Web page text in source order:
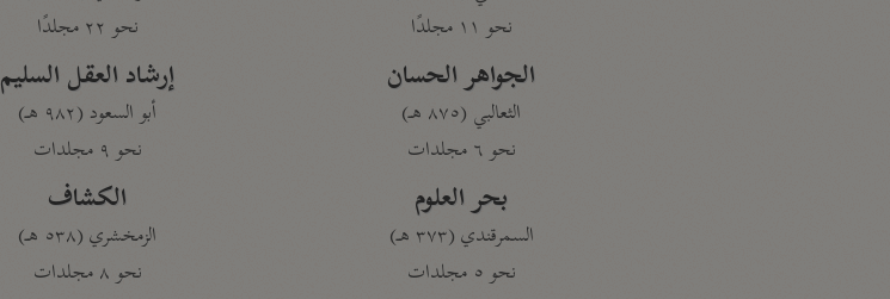
نحو ١١ مجلدًا
الجواهر الحسان
الثعالبي (٨٧٥ هـ)
نحو ٦ مجلدات
بحر العلوم
السمرقندي (٣٧٣ هـ)
نحو ٥ مجلدات
نحو ٢٢ مجلدًا
إرشاد العقل السليم
أبو السعود (٩٨٢ هـ)
نحو ٩ مجلدات
الكشاف
الزمخشري (٥٣٨ هـ)
نحو ٨ مجلدات